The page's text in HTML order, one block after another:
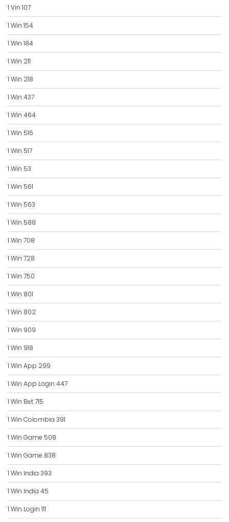
1 Vin 107
1 Win 154
1 Win 184
1 Win 211
1 Win 218
1 Win 437
1 Win 464
1 Win 516
1 Win 517
1 Win 53
1 Win 561
1 Win 563
1 Win 588
1 Win 708
1 Win 728
1 Win 750
1 Win 801
1 Win 802
1 Win 909
1 Win 918
1 Win App 299
1 Win App Login 447
1 Win Bet 715
1 Win Colombia 391
1 Win Game 508
1 Win Game 838
1 Win India 393
1 Win India 45
1 Win Login 111